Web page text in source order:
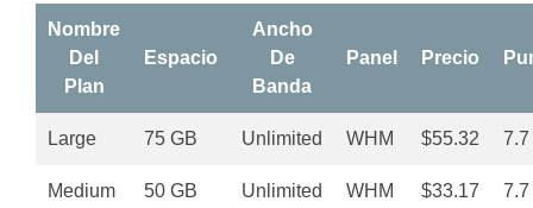
Nombre
Del
Plan
Espacio
Ancho
De
Banda
Panel Precio
Large 75 GB Unlimited WHM $55.32 7.7
Medium 50 GB Unlimited WHM $33.17 7.7